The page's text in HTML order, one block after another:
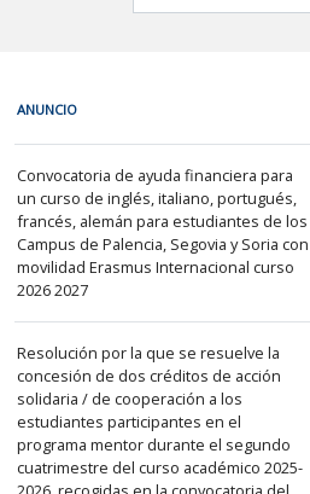
cada
fila
de
la
siguiente
tabla
encontrará
los
anuncios
del
tablón
seleccionado
previamente.
internacionales
ANUNCIO
Convocatoria de ayuda financiera para
un curso de inglés, italiano, portugués,
francés, alemán para estudiantes de los
Campus de Palencia, Segovia y Soria con
movilidad Erasmus Internacional curso
2026 2027
Resolución por la que se resuelve la
concesión de dos créditos de acción
solidaria / de cooperación a los
estudiantes participantes en el
programa mentor durante el segundo
cuatrimestre del curso académico 2025-